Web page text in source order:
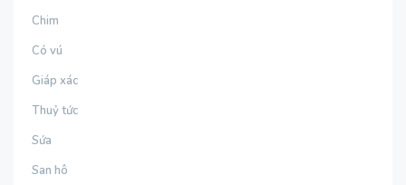
Chim
Có vú
Giáp xác
Thuỷ tức
Sứa
San hô